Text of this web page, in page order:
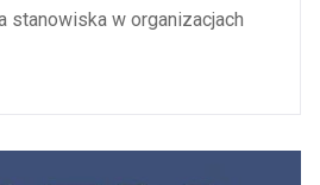
stanowiska w organizacjach